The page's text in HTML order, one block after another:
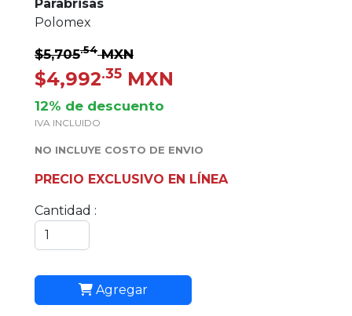
Parabrisas
Polomex
$5,705.54MXN
$4,992.35 MXN
12% de descuento
IVA INCLUIDO
NO INCLUYE COSTO DE ENVIO
PRECIO EXCLUSIVO EN LÍNEA
Cantidad :
Agregar